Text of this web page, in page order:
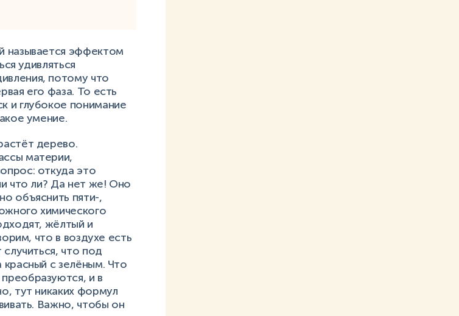
называется эффектом
удивляться
потому что
его фаза. То есть
и глубокое понимание
умение.
дерево.
материи,
откуда это
что ли? Да нет же! Оно
объяснить пяти-,
химического
жёлтый и
что в воздухе есть
что под
с зелёным. Что
и в
тут никаких формул
Важно, чтобы он